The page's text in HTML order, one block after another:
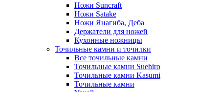
Ножи Suncraft
Ножи Satake
Ножи Янагиба, Деба
Держатели для ножей
Кухонные ножницы
Точильные камни и точилки
Все точильные камни
Точильные камни Suehiro
Точильные камни Kasumi
Точильные камни